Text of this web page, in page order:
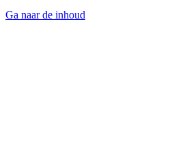
Ga naar de inhoud